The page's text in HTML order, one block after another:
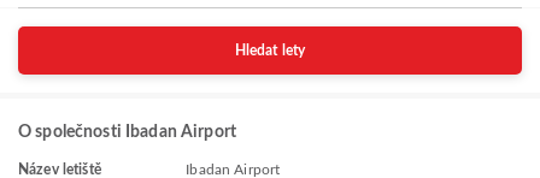
Hledat lety
O společnosti Ibadan Airport
Název letiště Ibadan Airport